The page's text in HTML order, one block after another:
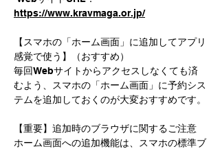
https://www.kravmaga.or.jp/
【スマホの「ホーム画面」に追加してアプリ
感覚で使う】（おすすめ）
毎回Webサイトからアクセスしなくても済
むよう、スマホの「ホーム画面」に予約シス
テムを追加しておくのが大変おすすめです。
【重要】追加時のブラウザに関するご注意
ホーム画面への追加機能は、スマホの標準ブ